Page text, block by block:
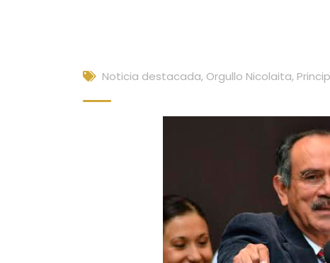
Noticia destacada, Orgullo Nicolaita,